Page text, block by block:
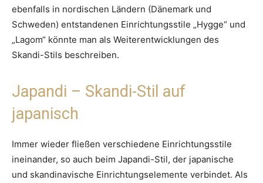
ebenfalls in nordischen Ländern (Dänemark und
Schweden) entstandenen Einrichtungsstile „Hygge“ und
„Lagom“ könnte man als Weiterentwicklungen des
Skandi-Stils beschreiben.
Japandi – Skandi-Stil auf
japanisch
Immer wieder fließen verschiedene Einrichtungsstile
ineinander, so auch beim Japandi-Stil, der japanische
und skandinavische Einrichtungselemente verbindet. Als